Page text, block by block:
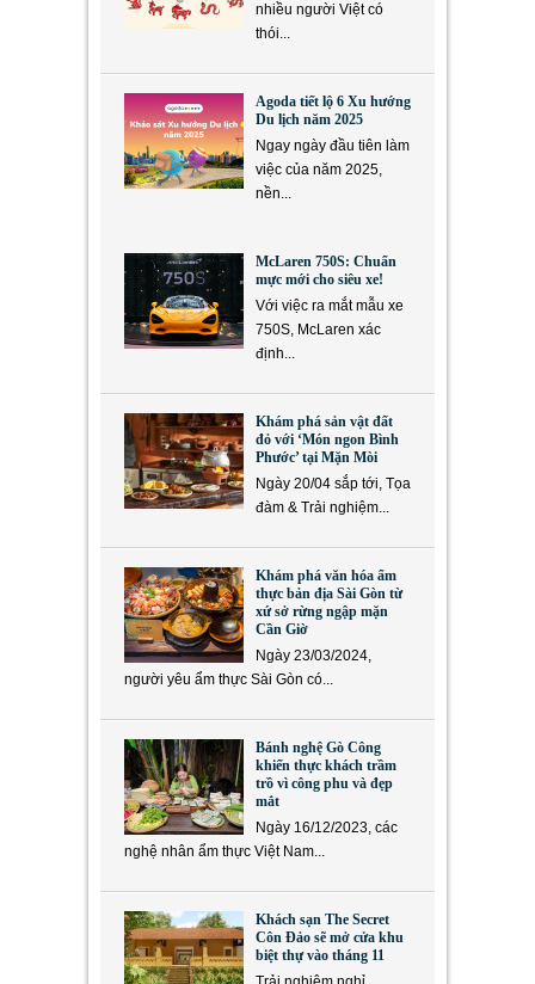
nhiều người Việt có
thói...
Agoda tiết lộ 6 Xu hướng
Du lịch năm 2025
Ngay ngày đầu tiên làm
việc của năm 2025,
nền...
McLaren 750S: Chuẩn
mực mới cho siêu xe!
Với việc ra mắt mẫu xe
750S, McLaren xác
định...
Khám phá sản vật đất
đỏ với ‘Món ngon Bình
Phước’ tại Mặn Mòi
Ngày 20/04 sắp tới, Tọa
đàm & Trải nghiệm...
Khám phá văn hóa ẩm
thực bản địa Sài Gòn từ
xứ sở rừng ngập mặn
Cần Giờ
Ngày 23/03/2024,
người yêu ẩm thực Sài Gòn có...
Bánh nghệ Gò Công
khiến thực khách trầm
trồ vì công phu và đẹp
mắt
Ngày 16/12/2023, các
nghệ nhân ẩm thực Việt Nam...
Khách sạn The Secret
Côn Đảo sẽ mở cửa khu
biệt thự vào tháng 11